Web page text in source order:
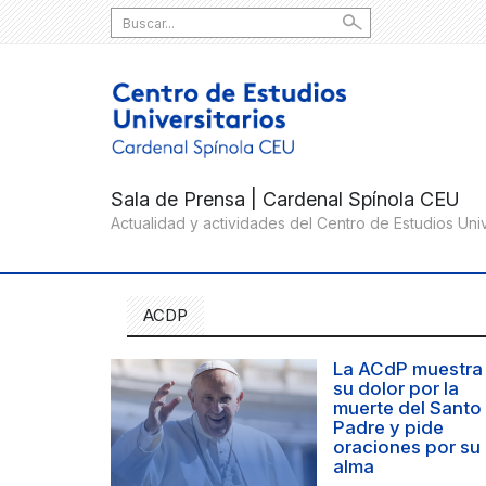
Search
for:
ACDP
La ACdP muestra
su dolor por la
muerte del Santo
Padre y pide
oraciones por su
alma